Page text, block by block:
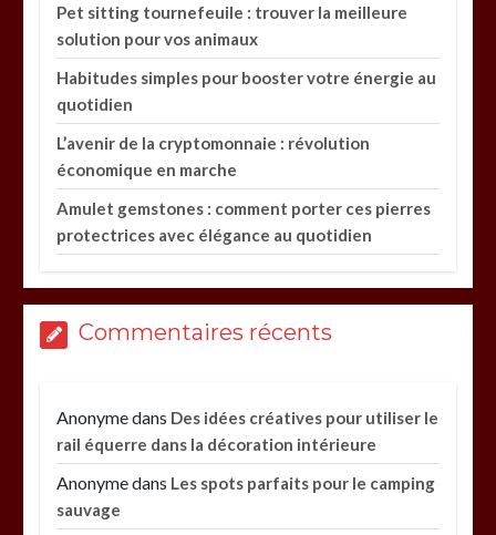
Pet sitting tournefeuile : trouver la meilleure
solution pour vos animaux
Habitudes simples pour booster votre énergie au
quotidien
L’avenir de la cryptomonnaie : révolution
économique en marche
Amulet gemstones : comment porter ces pierres
protectrices avec élégance au quotidien
Commentaires récents
Anonymedans Des idées créatives pour utiliser le
rail équerre dans la décoration intérieure
Anonymedans Les spots parfaits pour le camping
sauvage